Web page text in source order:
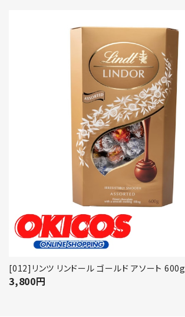
[012]リンツ リンドール ゴールド アソート 600g
3,800円